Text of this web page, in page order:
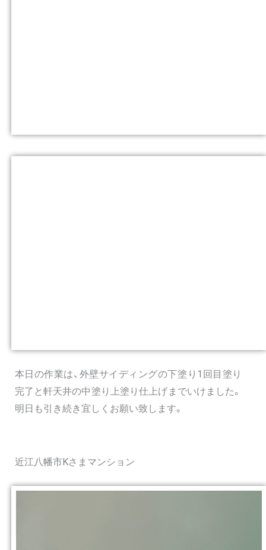
本日の作業は、外壁サイディングの下塗り1回目塗り
完了と軒天井の中塗り上塗り仕上げまでいけました。
明日も引き続き宜しくお願い致します。
近江八幡市Kさまマンション